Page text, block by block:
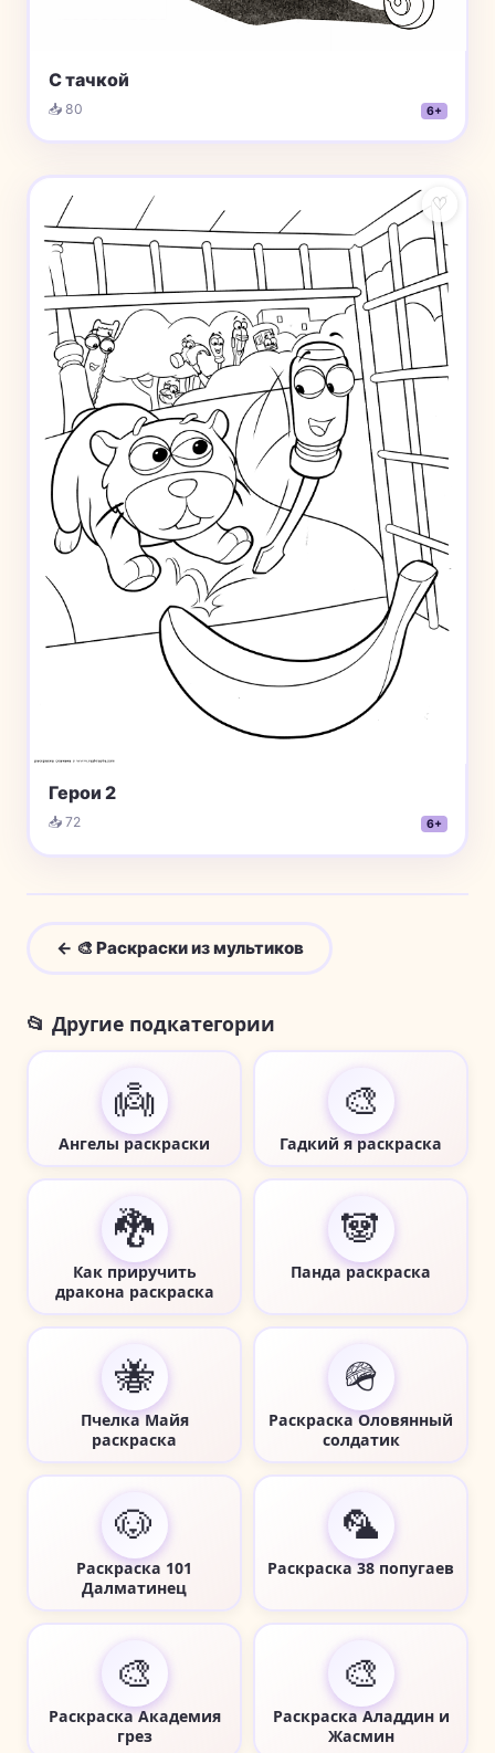
С тачкой
📥 80 6+
♡
Герои 2
📥 72 6+
← 🎨 Раскраски из мультиков
📂 Другие подкатегории
👼
Ангелы раскраски
🎨
Гадкий я раскраска
🐉
Как приручить
дракона раскраска
🐼
Панда раскраска
🐝
Пчелка Майя
раскраска
🪖
Раскраска Оловянный
солдатик
🐶
Раскраска 101
Далматинец
🦜
Раскраска 38 попугаев
🎨
Раскраска Академия
грез
🎨
Раскраска Аладдин и
Жасмин